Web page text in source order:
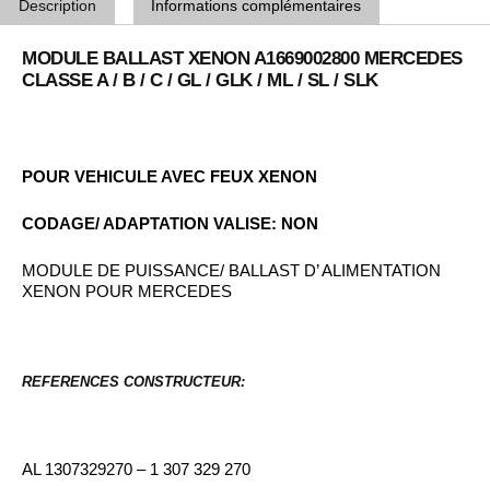
Description Informations complémentaires
MODULE BALLAST XENON A1669002800 MERCEDES
CLASSE A / B / C / GL / GLK / ML / SL / SLK
POUR VEHICULE AVEC FEUX XENON
CODAGE/ ADAPTATION VALISE: NON
MODULE DE PUISSANCE/ BALLAST D’ ALIMENTATION
XENON POUR MERCEDES
REFERENCES CONSTRUCTEUR:
AL 1307329270 – 1 307 329 270